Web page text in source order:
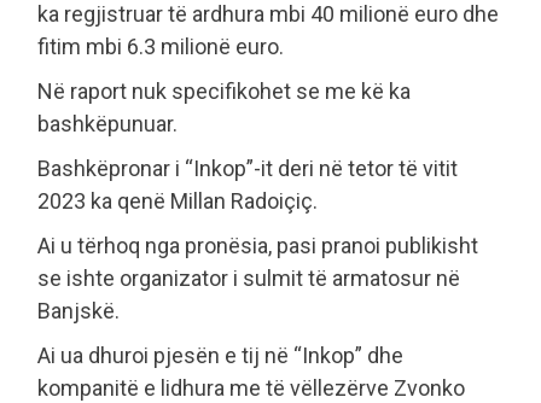
ka regjistruar të ardhura mbi 40 milionë euro dhe
fitim mbi 6.3 milionë euro.
Në raport nuk specifikohet se me kë ka
bashkëpunuar.
Bashkëpronar i “Inkop”-it deri në tetor të vitit
2023 ka qenë Millan Radoiçiç.
Ai u tërhoq nga pronësia, pasi pranoi publikisht
se ishte organizator i sulmit të armatosur në
Banjskë.
Ai ua dhuroi pjesën e tij në “Inkop” dhe
kompanitë e lidhura me të vëllezërve Zvonko